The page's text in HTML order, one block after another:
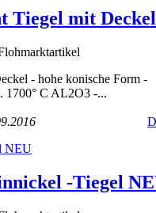
Tiegel mit
- hohe konische Form -
1700° C AL2O3 -...
-Tiegel